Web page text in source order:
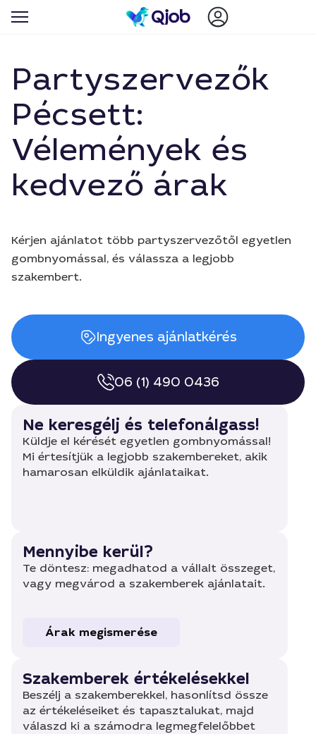
Partyszervezők
Pécsett:
Vélemények és
kedvező árak
Kérjen ajánlatot több partyszervezőtől egyetlen
gombnyomással, és válassza a legjobb
szakembert.
Ingyenes ajánlatkérés
06 (1) 490 0436
Ne keresgélj és telefonálgass!
Küldje el kérését egyetlen gombnyomással!
Mi értesítjük a legjobb szakembereket, akik
hamarosan elküldik ajánlataikat.
Mennyibe kerül?
Te döntesz: megadhatod a vállalt összeget,
vagy megvárod a szakemberek ajánlatait.
Árak megismerése
Szakemberek értékelésekkel
Beszélj a szakemberekkel, hasonlítsd össze
az értékeléseiket és tapasztalukat, majd
válaszd ki a számodra legmegfelelőbbet